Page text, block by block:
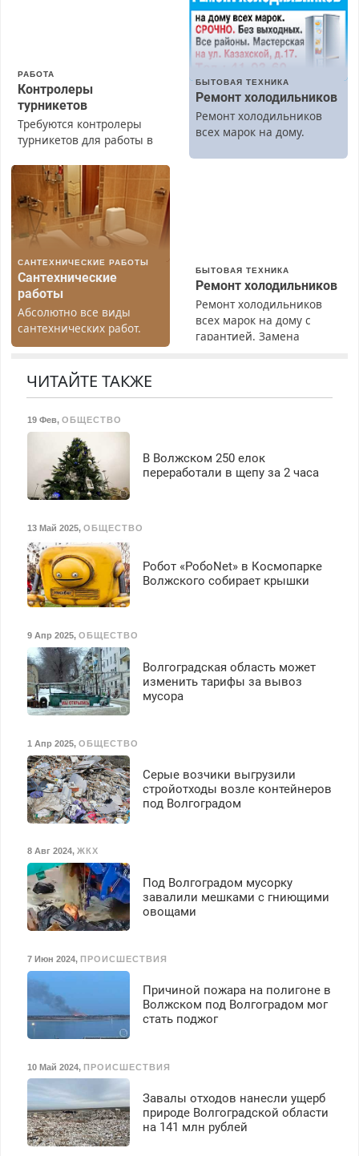
РАБОТА
Контролеры
турникетов
Требуются контролеры
турникетов для работы в
(мужчины, женщины).
Прием по ТК РФ. График
работы любой.
Бесплатное проживание.
З/п – до 96000 рублей до
Ежемесячно
выплачивается денежная
премия. Возможно
бесплатное обучение,
получение документов,
работа инспектором по
безопасности с з/п до
125000 руб.
БЫТОВАЯ ТЕХНИКА
Ремонт холодильников
Ремонт холодильников
всех марок на дому.
САНТЕХНИЧЕСКИЕ РАБОТЫ
Сантехнические
работы
Абсолютно все виды
сантехнических работ.
Быстро. Качественно.
БЫТОВАЯ ТЕХНИКА
Ремонт холодильников
Ремонт холодильников
всех марок на дому с
гарантией. Замена
Вызов бесплатный.
ЧИТАЙТЕ ТАКЖЕ
19 Фев, ОБЩЕСТВО
В Волжском 250 елок
переработали в щепу за 2 часа
13 Май 2025, ОБЩЕСТВО
Робот «РобоNet» в Космопарке
Волжского собирает крышки
9 Апр 2025, ОБЩЕСТВО
Волгоградская область может
изменить тарифы за вывоз
мусора
1 Апр 2025, ОБЩЕСТВО
Серые возчики выгрузили
стройотходы возле контейнеров
под Волгоградом
8 Авг 2024, ЖКХ
Под Волгоградом мусорку
завалили мешками с гниющими
овощами
7 Июн 2024, ПРОИСШЕСТВИЯ
Причиной пожара на полигоне в
Волжском под Волгоградом мог
стать поджог
10 Май 2024, ПРОИСШЕСТВИЯ
Завалы отходов нанесли ущерб
природе Волгоградской области
на 141 млн рублей